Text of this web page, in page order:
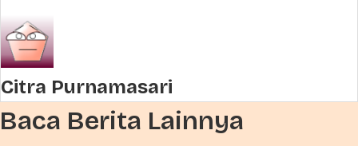
Citra Purnamasari
Baca Berita Lainnya